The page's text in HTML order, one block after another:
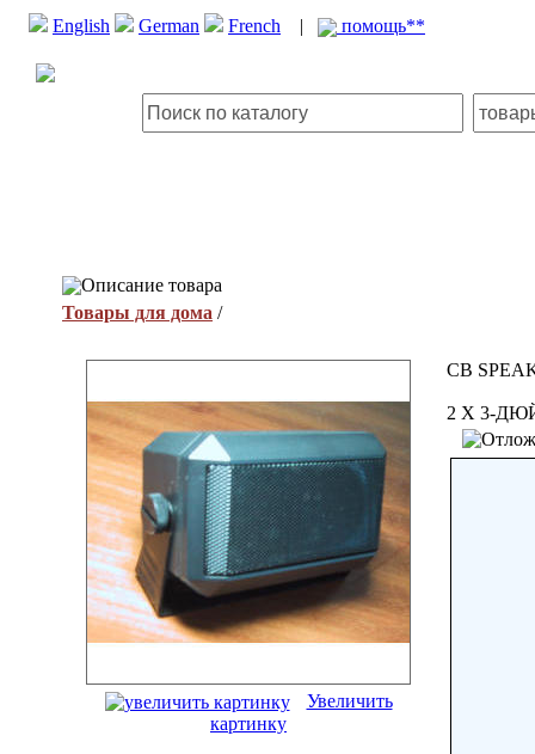
English German French | помощь**
Описание товара
Товары для дома /
Увеличить
картинку
CB
2 X 3-